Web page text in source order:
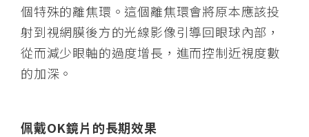
個特殊的離焦環。這個離焦環會將原本應該投
射到視網膜後方的光線影像引導回眼球內部，
從而減少眼軸的過度增長，進而控制近視度數
的加深。
佩戴OK鏡片的長期效果